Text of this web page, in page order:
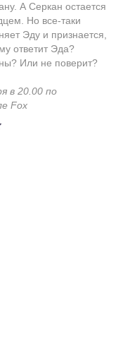
А Серкан остается
Но все-таки
Эду и признается,
ответит Эда?
Или не поверит?
в 20.00 по
Fox